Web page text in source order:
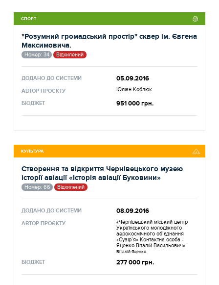
СПОРТ
"Розумний громадський простір" сквер ім. Євгена
Максимовича.
Номер: 34 Відхилений
ДОДАНО ДО СИСТЕМИ 05.09.2016
АВТОР ПРОЄКТУ Юліан Коблюк
БЮДЖЕТ 951 000 грн.
КУЛЬТУРА
Створення та відкриття Чернівецького музею
історії авіації «Історія авіації Буковини»
Номер: 66 Відхилений
ДОДАНО ДО СИСТЕМИ 08.09.2016
АВТОР ПРОЄКТУ
«Чернівецький міський центр
Українського молодіжного
аерокосмічного об’єднання
«Сузір’я» Контактна особа -
Яценко Віталій Васильович»
Віталій Яценко
БЮДЖЕТ 277 000 грн.